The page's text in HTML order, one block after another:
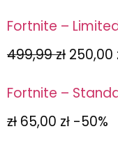
Fortnite –
499,99 zł 250,00
Fortnite –
zł 65,00 zł -50%